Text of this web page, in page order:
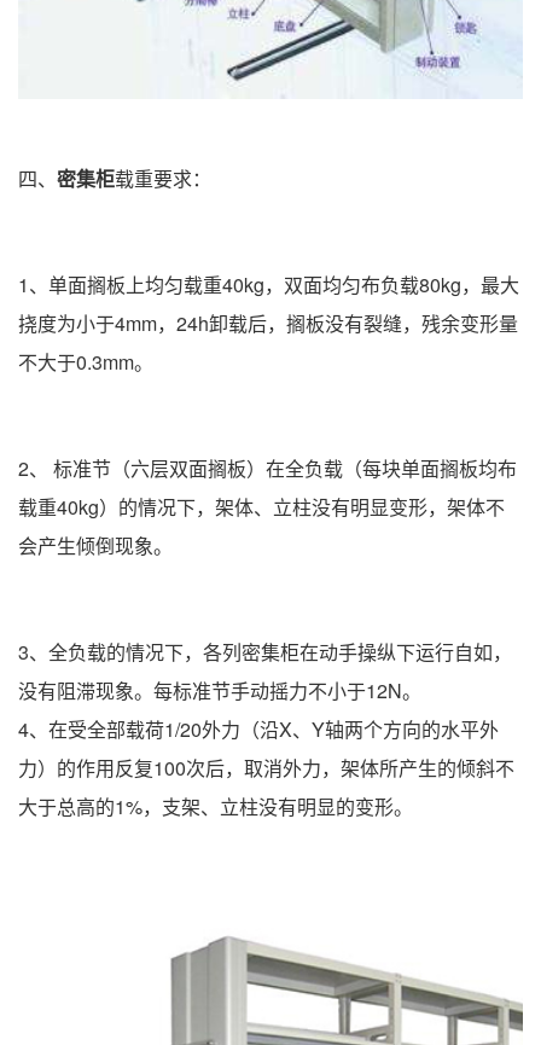
四、 密集柜载重要求：
1、单面搁板上均匀载重40kg，双面均匀布负载80kg，最大
挠度为小于4mm，24h卸载后，搁板没有裂缝，残余变形量
不大于0.3mm。
2、 标准节（六层双面搁板）在全负载（每块单面搁板均布
载重40kg）的情况下，架体、立柱没有明显变形，架体不
会产生倾倒现象。
3、全负载的情况下，各列密集柜在动手操纵下运行自如，
没有阻滞现象。每标准节手动摇力不小于12N。
4、在受全部载荷1/20外力（沿X、Y轴两个方向的水平外
力）的作用反复100次后，取消外力，架体所产生的倾斜不
大于总高的1%，支架、立柱没有明显的变形。